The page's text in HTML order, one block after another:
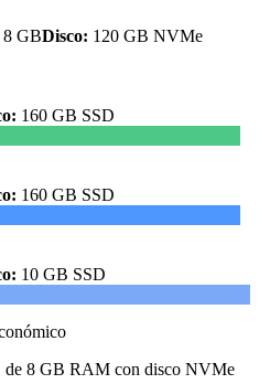
8 GBDisco: 120 GB NVMe
: 160 GB SSD
: 160 GB SSD
: 10 GB SSD
de 8 GB RAM con disco NVMe